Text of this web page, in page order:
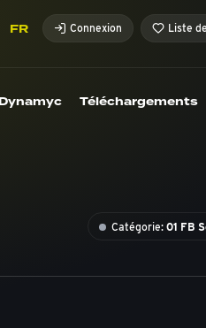
FR Connexion Liste
Dynamyc Téléchargements
Catégorie: 01 FB